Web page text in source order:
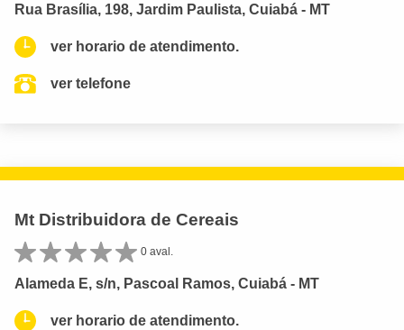
Rua Brasília, 198, Jardim Paulista, Cuiabá - MT
ver horario de atendimento.
ver telefone
Mt Distribuidora de Cereais
0 aval.
Alameda E, s/n, Pascoal Ramos, Cuiabá - MT
ver horario de atendimento.